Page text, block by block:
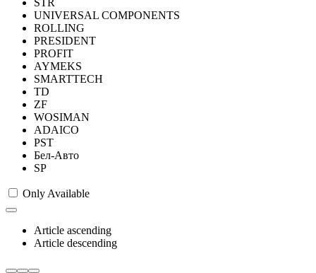
STR
UNIVERSAL COMPONENTS
ROLLING
PRESIDENT
PROFIT
AYMEKS
SMARTTECH
TD
ZF
WOSIMAN
ADAICO
PST
Бел-Авто
SP
Only Available
Article ascending
Article descending